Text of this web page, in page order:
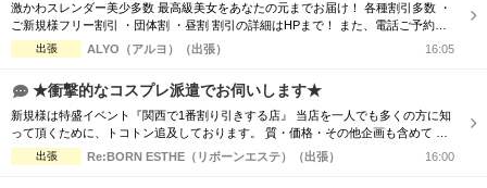
激かわスレンダー美少多数 最高級美女をあなたの元までお届け！ 各種割引多数 ・
ご新規様フリー割引 ・団体割 ・昼割 割引の詳細はHPまで！ また、電話ご予約を
優先させて頂きますので、 ご予約の際はお電話をオススメ致します！ ご了承下さ
いませ☆
出張 ALYO（アルヨ）（出張） 16:05
★衝撃的なコスプレ派遣でお伺いします★
新規様は特盛イベント『関西で1番割り引きする店』 当店を一人でも多くの方に知
って頂くために、トコトン追及しております。 質・価格・その他企画も含めて ま
ずはご利用いただきたいので お電話を持ってご連絡お願い致します。 よろしくお
願い申し上げます。
出張 Re:BORN ESTHE（リボーンエステ）（出張） 16:00